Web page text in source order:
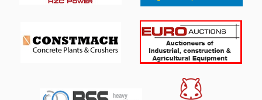
手动 绞车
打桩机